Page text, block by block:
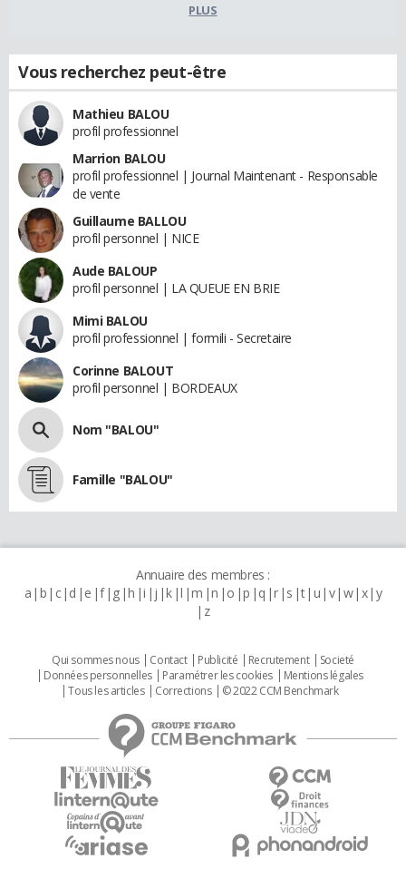
PLUS
Vous recherchez peut-être
Mathieu BALOU
profil professionnel
Marrion BALOU
profil professionnel | Journal Maintenant - Responsable
de vente
Guillaume BALLOU
profil personnel | NICE
Aude BALOUP
profil personnel | LA QUEUE EN BRIE
Mimi BALOU
profil professionnel | formili - Secretaire
Corinne BALOUT
profil personnel | BORDEAUX
Nom "BALOU"
Famille "BALOU"
Annuaire des membres :
a b c d e f g h i j k l m n o p q r s t u v w x y
z
Qui sommes nous Contact Publicité Recrutement
Societé
Données personnelles
Paramétrer les cookies
Mentions légales
Tous les articles
Corrections © 2022 CCM Benchmark